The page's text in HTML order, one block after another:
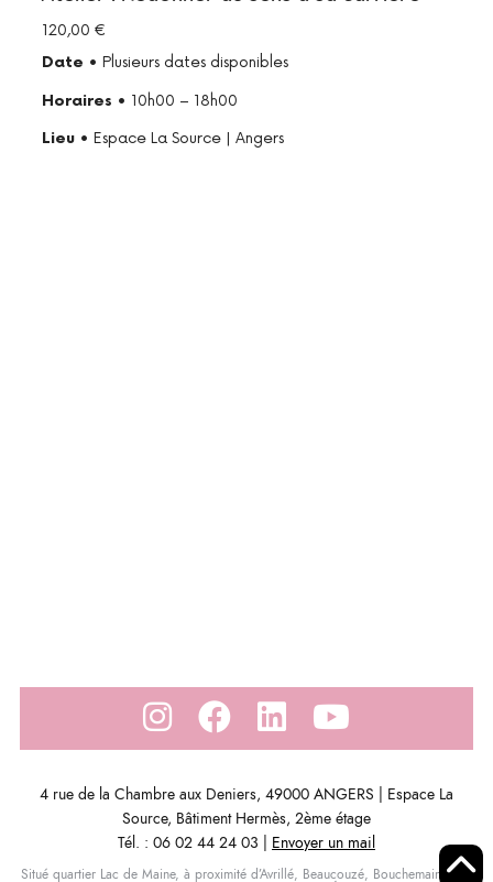
120,00 €
Date • Plusieurs dates disponibles
Horaires • 10h00 – 18h00
Lieu • Espace La Source | Angers
4 rue de la Chambre aux Deniers, 49000 ANGERS | Espace La
Source, Bâtiment Hermès, 2ème étage
Tél. : 06 02 44 24 03 | Envoyer un mail
Situé quartier Lac de Maine, à proximité d’Avrillé, Beaucouzé, Bouchemaine, Les